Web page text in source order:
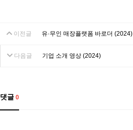
이전글 유·무인 매장플랫폼 바로더 (2024)
다음글 기업 소개 영상 (2024)
댓글 0